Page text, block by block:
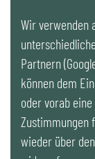
LinkedIn
Newsletter
Wir verwenden
Partnern
können dem
oder vorab
Zustimmungen
wieder über